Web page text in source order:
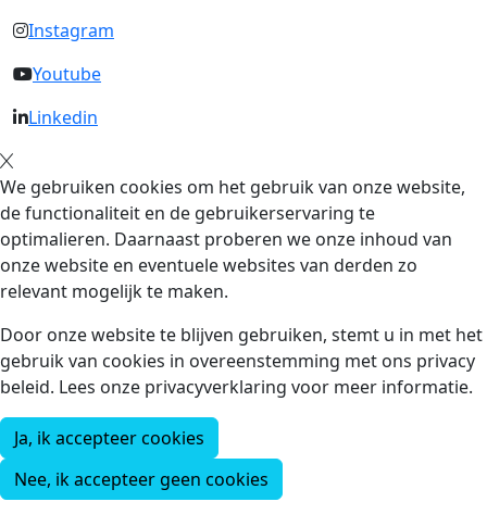
Instagram
Youtube
Linkedin
We gebruiken cookies om het gebruik van onze website,
de functionaliteit en de gebruikerservaring te
optimalieren. Daarnaast proberen we onze inhoud van
onze website en eventuele websites van derden zo
relevant mogelijk te maken.
Door onze website te blijven gebruiken, stemt u in met het
gebruik van cookies in overeenstemming met ons privacy
beleid. Lees onze privacyverklaring voor meer informatie.
Ja, ik accepteer cookies
Nee, ik accepteer geen cookies